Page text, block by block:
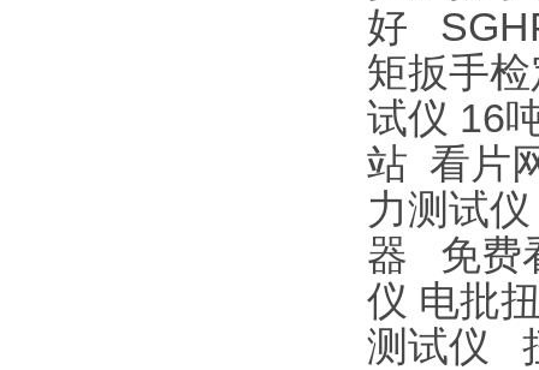
好
矩扳手
试仪 16
站 看片
力测试仪
器
免费
仪 电批
测试仪